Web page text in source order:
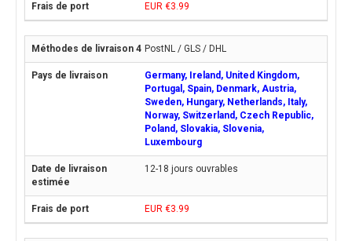
EUR €3.99
PostNL / GLS / DHL
Germany, Ireland, United Kingdom,
Portugal, Spain, Denmark, Austria,
Sweden, Hungary, Netherlands, Italy,
Norway, Switzerland, Czech Republic,
Poland, Slovakia, Slovenia,
Luxembourg
12-18 jours ouvrables
EUR €3.99